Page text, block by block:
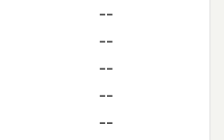
--
--
--
--
--